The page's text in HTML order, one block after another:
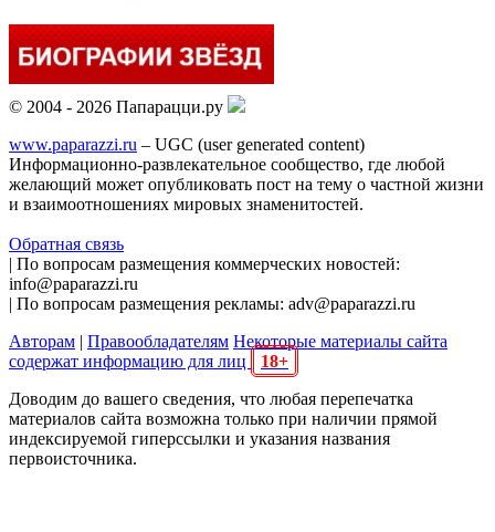
© 2004 - 2026 Папарацци.ру
www.paparazzi.ru – UGC (user generated content)
Информационно-развлекательное сообщество, где любой
желающий может опубликовать пост на тему о частной жизни
и взаимоотношениях мировых знаменитостей.
Обратная связь
| По вопросам размещения коммерческих новостей:
info@paparazzi.ru
| По вопросам размещения рекламы: adv@paparazzi.ru
Авторам
Правообладателям Некоторые материалы сайта
содержат информацию для лиц
18+
Доводим до вашего сведения, что любая перепечатка
материалов сайта возможна только при наличии прямой
индексируемой гиперссылки и указания названия
первоисточника.